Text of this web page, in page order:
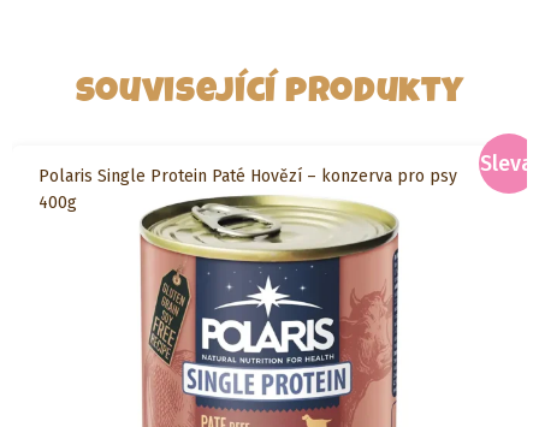
Související produkty
Sleva!
Polaris Single Protein Paté Hovězí – konzerva pro psy
400g